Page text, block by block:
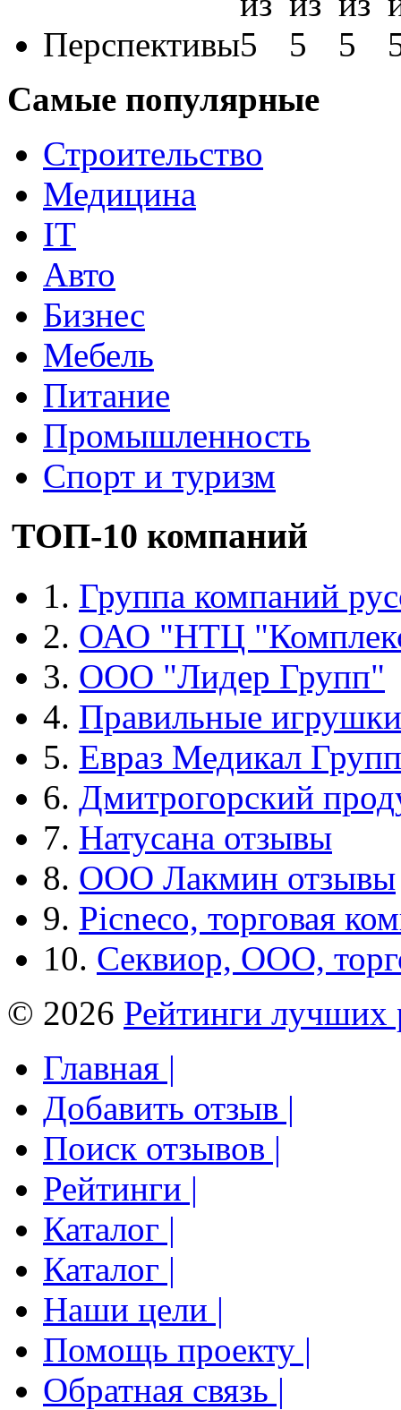
Перспективы
Самые популярные
Строительство
Медицина
IT
Авто
Бизнес
Мебель
Питание
Промышленность
Спорт и туризм
ТОП-10 компаний
1. Группа компаний
2. ОАО "НТЦ
3. ООО "Лидер Групп"
4. Правильные игрушки
5. Евраз Медикал Групп
6. Дмитрогорский
7. Натусана отзывы
8. ООО Лакмин отзывы
9. Picneco, торговая
10. Секвиор, ООО,
© 2026 Рейтинги лучших
Главная |
Добавить отзыв |
Поиск отзывов |
Рейтинги |
Каталог |
Каталог |
Наши цели |
Помощь проекту |
Обратная связь |